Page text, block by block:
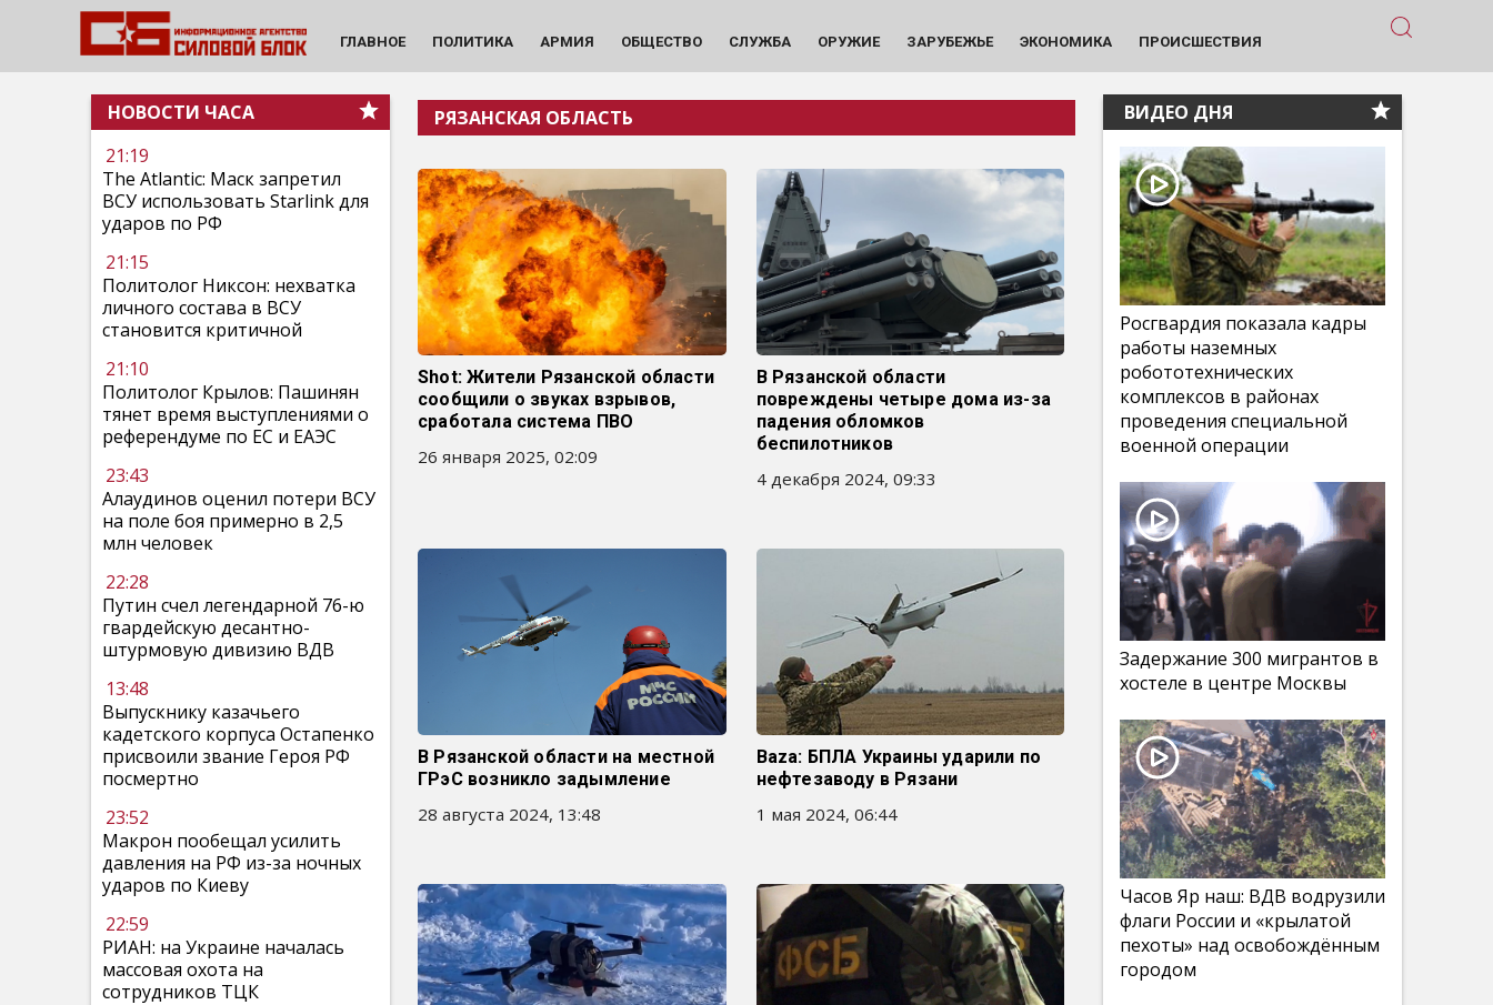
ГЛАВНОЕ ПОЛИТИКА АРМИЯ ОБЩЕСТВО СЛУЖБА ОРУЖИЕ ЗАРУБЕЖЬЕ ЭКОНОМИКА ПРОИСШЕСТВИЯ
НОВОСТИ ЧАСА
21:19
The Atlantic: Маск запретил
ВСУ использовать Starlink для
ударов по РФ
21:15
Политолог Никсон: нехватка
личного состава в ВСУ
становится критичной
21:10
Политолог Крылов: Пашинян
тянет время выступлениями о
референдуме по ЕС и ЕАЭС
23:43
Алаудинов оценил потери ВСУ
на поле боя примерно в 2,5
млн человек
22:28
Путин счел легендарной 76-ю
гвардейскую десантно-
штурмовую дивизию ВДВ
13:48
Выпускнику казачьего
кадетского корпуса Остапенко
присвоили звание Героя РФ
посмертно
23:52
Макрон пообещал усилить
давления на РФ из-за ночных
ударов по Киеву
22:59
РИАН: на Украине началась
массовая охота на
сотрудников ТЦК
РЯЗАНСКАЯ ОБЛАСТЬ
Shot: Жители Рязанской области
сообщили о звуках взрывов,
сработала система ПВО
26 января 2025, 02:09
В Рязанской области
повреждены четыре дома из-за
падения обломков
беспилотников
4 декабря 2024, 09:33
В Рязанской области на местной
ГРэС возникло задымление
28 августа 2024, 13:48
Baza: БПЛА Украины ударили по
нефтезаводу в Рязани
1 мая 2024, 06:44
ВИДЕО ДНЯ
Росгвардия показала кадры
работы наземных
робототехнических
комплексов в районах
проведения специальной
военной операции
Задержание 300 мигрантов в
хостеле в центре Москвы
Часов Яр наш: ВДВ водрузили
флаги России и «крылатой
пехоты» над освобождённым
городом